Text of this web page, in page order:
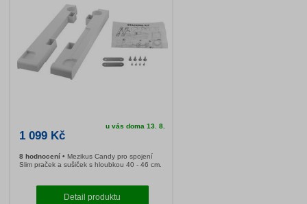
Candy WSK1102